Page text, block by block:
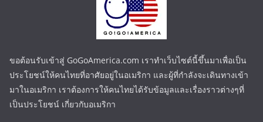
ขอต้อนรับเข้าสู่ GoGoAmerica.com เราทำเว็บไซต์นี้ขึ้นมาเพื่อเป็น
ประโยชน์ให้คนไทยที่อาศัยอยู่ในอเมริกา และผู้ที่กำลังจะเดินทางเข้า
มาในอเมริกา เราต้องการให้คนไทยได้รับข้อมูลและเรื่องราวต่างๆที่
เป็นประโยชน์ เกี่ยวกับอเมริกา